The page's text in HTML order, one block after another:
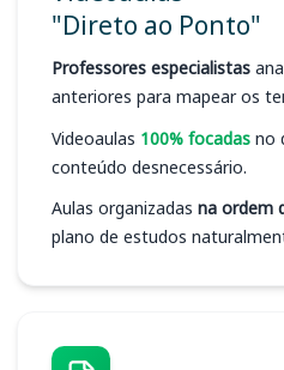
"Direto ao Ponto"
Professores especialistas
anteriores para mapear os
Videoaulas 100% focadas no
conteúdo desnecessário.
Aulas organizadas na ordem
plano de estudos